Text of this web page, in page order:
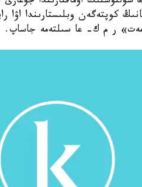
كوپتەگەن وبلىستارىندا اۋا
ر م ك- عا سىلتەمە جاساپ.